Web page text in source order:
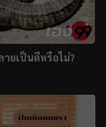
ายเป็นดีหรือไม่?